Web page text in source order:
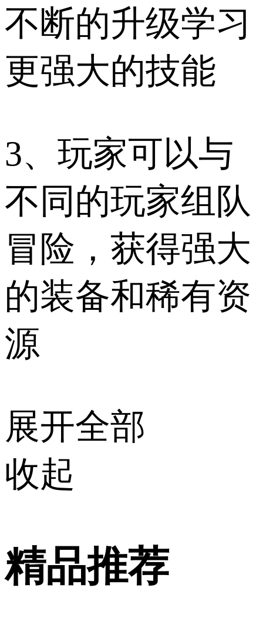
不断的升级学习
更强大的技能
3、玩家可以与
不同的玩家组队
冒险，获得强大
的装备和稀有资
源
展开全部
收起
精品推荐